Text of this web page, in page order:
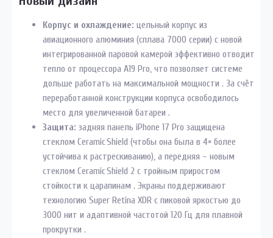
Корпус и охлаждение: цельный корпус из
авиационного алюминия (сплава 7000 серии) с новой
интегрированной паровой камерой эффективно отводит
тепло от процессора A19 Pro, что позволяет системе
дольше работать на максимальной мощности . За счёт
переработанной конструкции корпуса освободилось
место для увеличенной батареи .
Защита: задняя панель iPhone 17 Pro защищена
стеклом Ceramic Shield (чтобы она была в 4× более
устойчива к растрескиванию), а передняя – новым
стеклом Ceramic Shield 2 с тройным приростом
стойкости к царапинам . Экраны поддерживают
технологию Super Retina XDR с пиковой яркостью до
3000 нит и адаптивной частотой 120 Гц для плавной
прокрутки .